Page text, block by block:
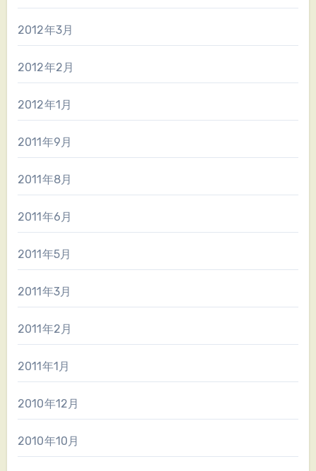
2012年3月
2012年2月
2012年1月
2011年9月
2011年8月
2011年6月
2011年5月
2011年3月
2011年2月
2011年1月
2010年12月
2010年10月